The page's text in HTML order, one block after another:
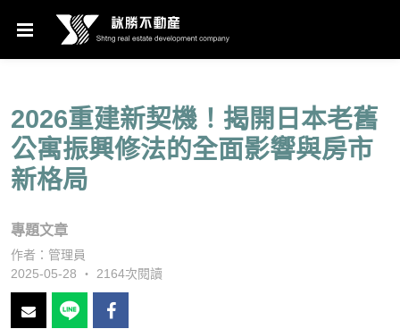
2026重建新契機！揭開日本老舊
公寓振興修法的全面影響與房市
新格局
專題文章
作者： 管理員
2025-05-28 ‧ 2164次閱讀